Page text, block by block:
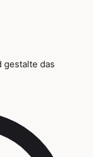
gestalte das